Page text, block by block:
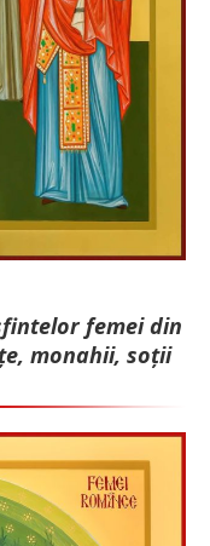
femei din
monahii, soții